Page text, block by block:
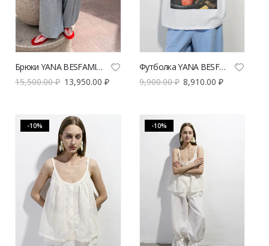
Брюки YANA BESFAMILNAYA Абу-Даби серого цвета | VERESK studio
15,500.00₽ 13,950.00 ₽
Футболка YANA BESFAMILNAYA Окид белого цвета | VERESK studio
9,900.00₽ 8,910.00₽
-10% -10%